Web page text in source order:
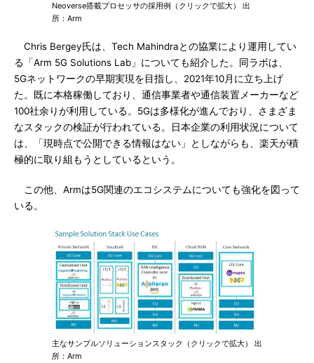
Neoverse搭載プロセッサの採用例（クリックで拡大） 出
所：Arm
Chris Bergey氏は、Tech Mahindraとの協業により運用してい
る「Arm 5G Solutions Lab」についても紹介した。同ラボは、
5Gネットワークの早期実現を目指し、2021年10月に立ち上げ
た。既に本格稼働しており、通信事業者や通信装置メーカーなど
100社余りが利用している。5Gは多様化が進んでおり、さまざま
なスタックの検証が行われている。日本企業の利用状況について
は、「現時点で公開できる情報はない」としながらも、楽天が積
極的に取り組もうとしているという。
この他、Armは5G関連のエコシステムについても強化を図って
いる。
主なサンプルソリューションスタック（クリックで拡大） 出
所：Arm